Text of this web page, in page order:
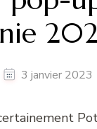
3 janvier 2023